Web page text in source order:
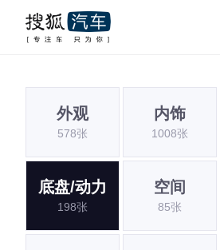
外观
578张
内饰
1008张
底盘/动力
198张
空间
85张